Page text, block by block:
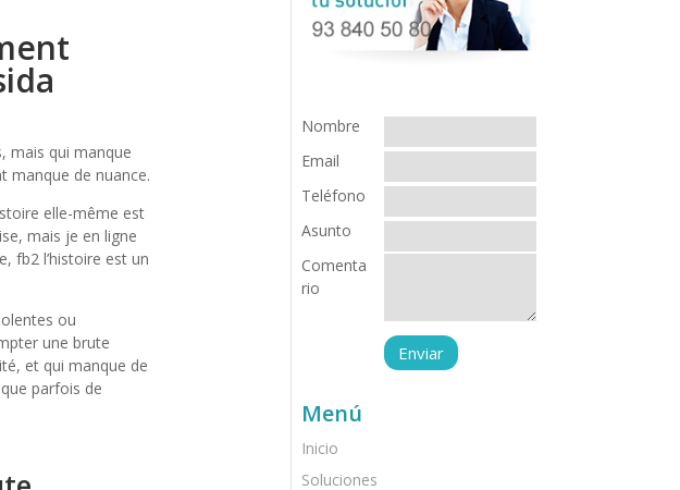
mais qui manque
manque de nuance.
elle-même est
mais je en ligne
fb2 l’histoire est un
ou
une brute
et qui manque de
parfois de
Nombre
Email
Teléfono
Asunto
Comenta
rio
Menú
Inicio
Soluciones